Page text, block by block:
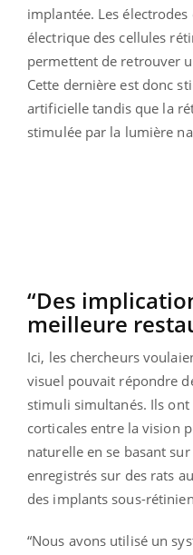
implantée. Les
électrique des cellules
permettent de retrouver
Cette dernière est donc
artificielle tandis que la
stimulée par la lumière
“Des
meilleure
Ici, les chercheurs
visuel pouvait répondre
stimuli simultanés. Ils
corticales entre la vision
naturelle en se basant
enregistrés sur des rats
des implants sous-
“Nous avons utilisé un